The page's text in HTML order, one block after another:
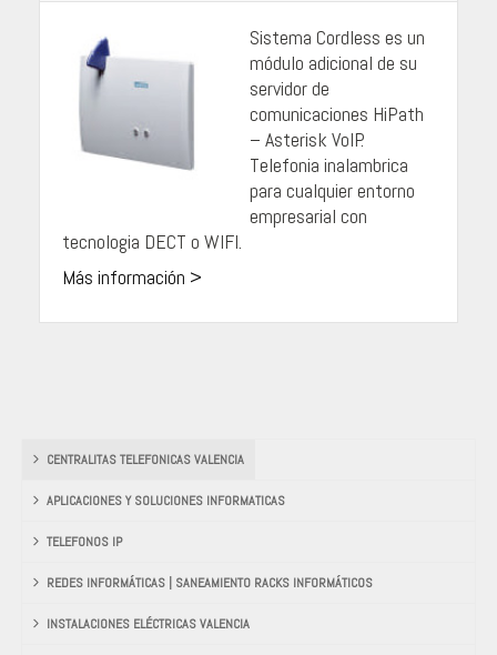
Sistema Cordless es un
módulo adicional de su
servidor de
comunicaciones HiPath
– Asterisk VoIP.
Telefonia inalambrica
para cualquier entorno
empresarial con
tecnologia DECT o WIFI.
Más información >
CENTRALITAS TELEFONICAS VALENCIA
APLICACIONES Y SOLUCIONES INFORMATICAS
TELEFONOS IP
REDES INFORMÁTICAS | SANEAMIENTO RACKS INFORMÁTICOS
INSTALACIONES ELÉCTRICAS VALENCIA